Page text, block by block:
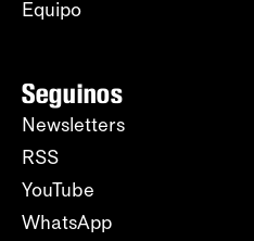
Equipo
Seguinos
Newsletters
RSS
YouTube
WhatsApp